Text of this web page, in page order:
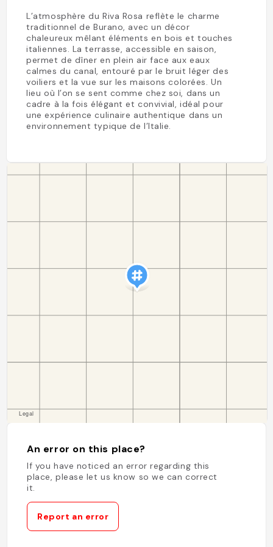
L’atmosphère du Riva Rosa reflète le charme
traditionnel de Burano, avec un décor
chaleureux mêlant éléments en bois et touches
italiennes. La terrasse, accessible en saison,
permet de dîner en plein air face aux eaux
calmes du canal, entouré par le bruit léger des
voiliers et la vue sur les maisons colorées. Un
lieu où l’on se sent comme chez soi, dans un
cadre à la fois élégant et convivial, idéal pour
une expérience culinaire authentique dans un
environnement typique de l’Italie.
An error on this place?
If you have noticed an error regarding this
place, please let us know so we can correct
it.
Report an error